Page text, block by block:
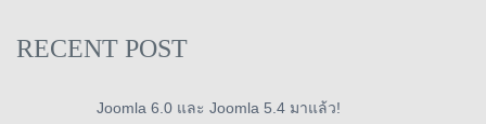
RECENT POST
Joomla 6.0 และ Joomla 5.4 มาแล้ว!